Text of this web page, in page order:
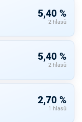
5,40 %
2 hlasů
5,40 %
2 hlasů
2,70 %
1 hlasů